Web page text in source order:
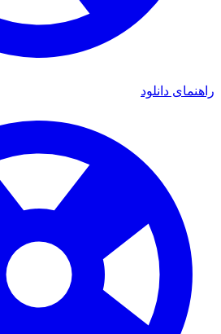
دانلود